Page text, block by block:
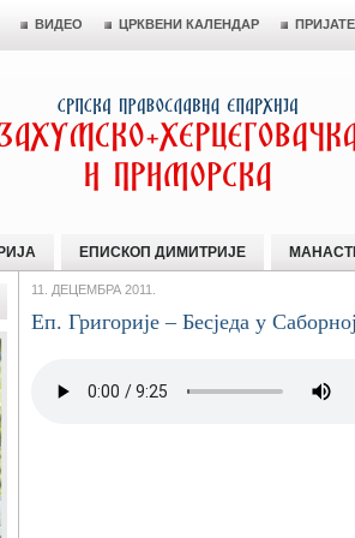
ВИДЕО ЦРКВЕНИ КАЛЕНДАР
ЕПИСКОП ДИМИТРИЈЕ
11. ДЕЦЕМБРА 2011.
Еп. Григорије – Бесједа у